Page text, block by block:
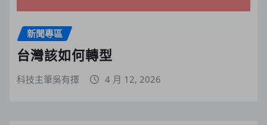
新聞專區
台灣該如何轉型
科技主筆吳有擇 4 月 12, 2026